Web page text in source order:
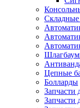
Складные
Цепные
Болларды
Запчасти
Запчасти